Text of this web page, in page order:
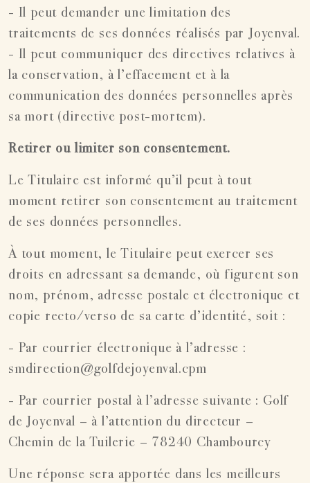
- Il peut demander une limitation des
traitements de ses données réalisés par Joyenval.
- Il peut communiquer des directives relatives à
la conservation, à l’effacement et à la
communication des données personnelles après
sa mort (directive post-mortem).
Retirer ou limiter son consentement.
Le Titulaire est informé qu’il peut à tout
moment retirer son consentement au traitement
de ses données personnelles.
À tout moment, le Titulaire peut exercer ses
droits en adressant sa demande, où figurent son
nom, prénom, adresse postale et électronique et
copie recto/verso de sa carte d’identité, soit :
- Par courrier électronique à l’adresse :
smdirection@golfdejoyenval.cpm
- Par courrier postal à l’adresse suivante : Golf
de Joyenval – à l’attention du directeur –
Chemin de la Tuilerie – 78240 Chambourcy
Une réponse sera apportée dans les meilleurs